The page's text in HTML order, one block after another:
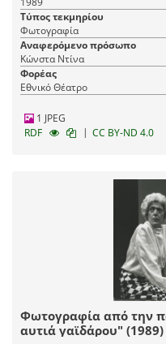
Τύπος τεκμηρίου
Φωτογραφία
Αναφερόμενο πρόσωπο
Κώνστα Ντίνα
Φορέας
Εθνικό Θέατρο
1 JPEG
RDF
| CC BY-ND 4.0
Φωτογραφία από την
αυτιά γαϊδάρου" (1989)